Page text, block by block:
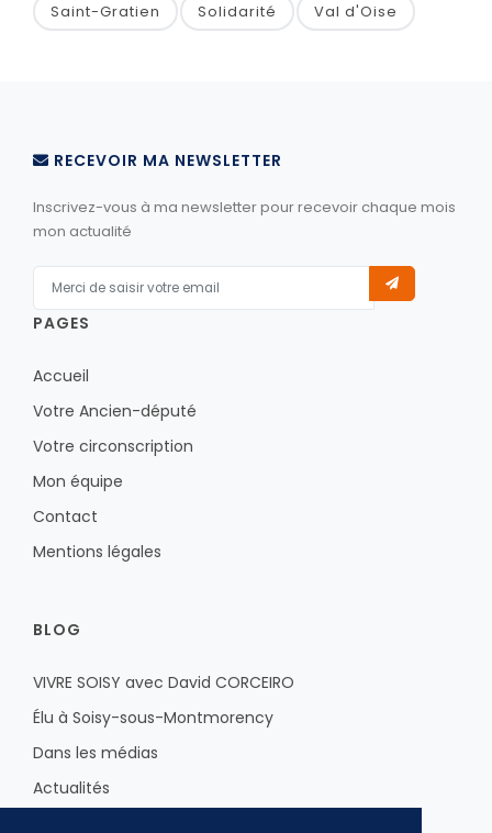
Saint-Gratien Solidarité Val d'Oise
RECEVOIR MA NEWSLETTER
Inscrivez-vous à ma newsletter pour recevoir chaque mois
mon actualité
PAGES
Accueil
Votre Ancien-député
Votre circonscription
Mon équipe
Contact
Mentions légales
BLOG
VIVRE SOISY avec David CORCEIRO
Élu à Soisy-sous-Montmorency
Dans les médias
Actualités